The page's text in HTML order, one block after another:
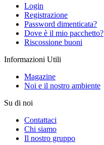
Login
Registrazione
Password dimenticata?
Dove è il mio pacchetto?
Riscossione buoni
Informazioni Utili
Magazine
Noi e il nostro ambiente
Su di noi
Contattaci
Chi siamo
Il nostro gruppo